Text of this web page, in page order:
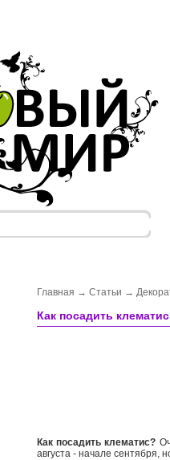
Главная → Статьи →
Как посадить
Как посадить клематис?
августа - начале сентября,